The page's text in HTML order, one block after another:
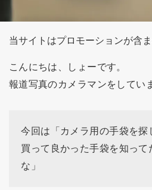
当サイトはプロモーションが含
こんにちは、しょーです。
報道写真のカメラマンをしてい
今回は「カメラ用の手袋を探
買って良かった手袋を知って
な」